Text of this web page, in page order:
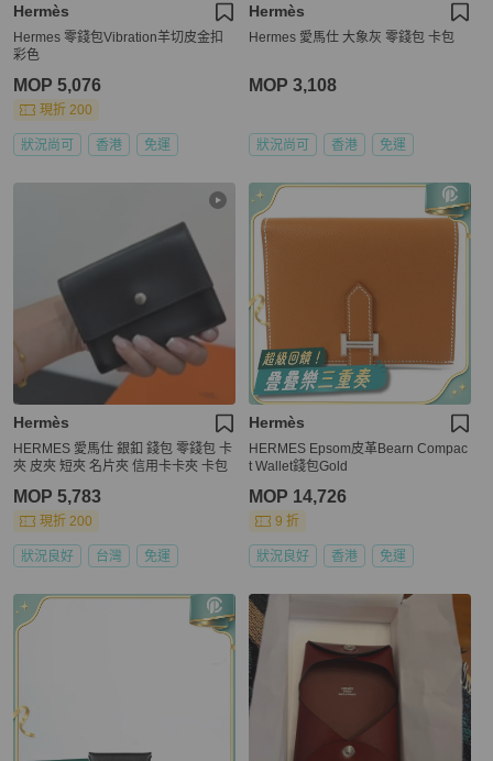
Hermès
Hermes 零錢包Vibration羊切皮金扣
彩色
MOP 5,076
現折 200
狀況尚可 香港 免運
Hermès
Hermes 愛馬仕 大象灰 零錢包 卡包
MOP 3,108
狀況尚可 香港 免運
Hermès
HERMES 愛馬仕 銀釦 錢包 零錢包 卡
夾 皮夾 短夾 名片夾 信用卡卡夾 卡包
MOP 5,783
現折 200
狀況良好 台灣 免運
Hermès
HERMES Epsom皮革Bearn Compac
t Wallet錢包Gold
MOP 14,726
9 折
狀況良好 香港 免運